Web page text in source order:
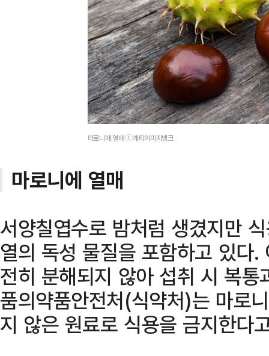
마로니에 열매 ⓒ게티이미지뱅크
마로니에 열매
서양칠엽수로 밤처럼 생겼지만
열의 독성 물질을 포함하고 있다
전히 분해되지 않아 섭취 시 복
품의약품안전처(식약처)는 마로
지 않은 원료로 식용을 금지한다